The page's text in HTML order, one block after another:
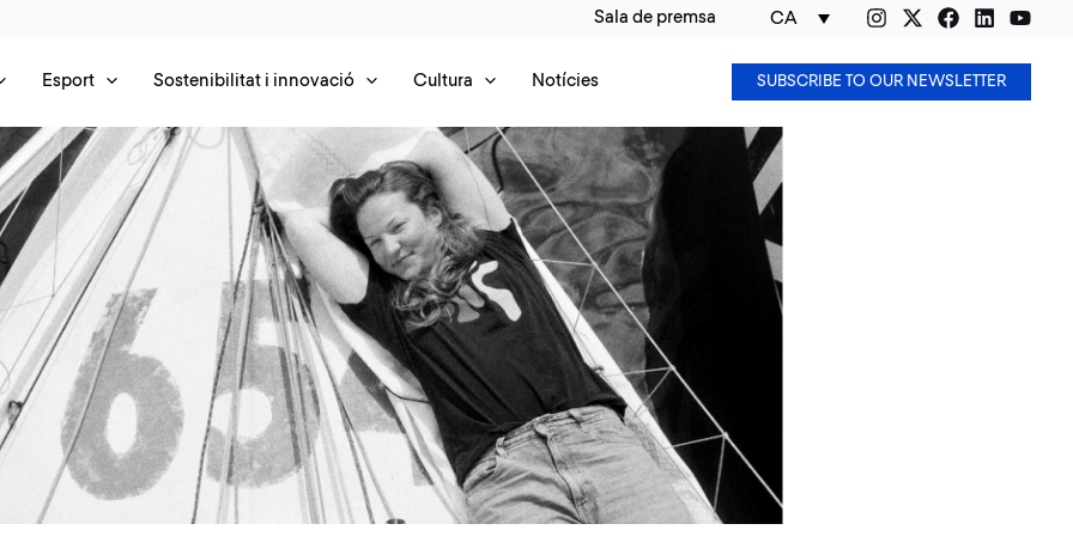
Sala de premsa CA
Esport Sostenibilitat i innovació Cultura Notícies SUBSCRIBE TO OUR NEWSLETTER